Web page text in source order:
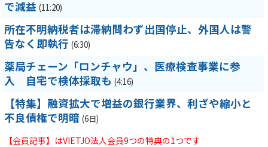
で減益 (11:20)
所在不明納税者は滞納問わず出国停止、外国人は警
告なく即執行 (6:30)
薬局チェーン「ロンチャウ」、医療検査事業に参
入 自宅で検体採取も (4:16)
【特集】融資拡大で増益の銀行業界、利ざや縮小と
不良債権で明暗 (6日)
【会員記事】はVIETJO法人会員9つの特典の1つです